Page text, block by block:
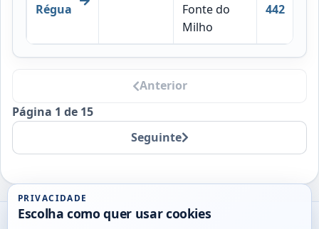
Régua
Fonte do
Milho
442
Anterior
Página 1 de 15
Seguinte
Utils
PRIVACIDADE
Escolha como quer usar cookies